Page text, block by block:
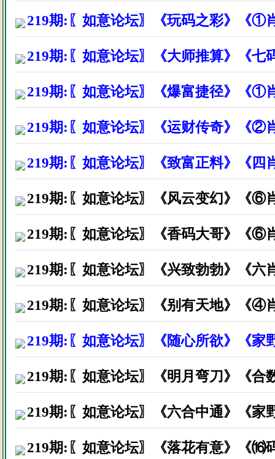
福建仙游县苏先生因打赏资料
福建厦门市周先生因打赏资料
东莞厚街镇李先生因打赏资料
福建厦门市叶先生因打赏资料
广州珠海区李小姐因打赏资料
北京朝阳区闵先生因打赏资料
广西灵山市刘先生因打赏资料
湖北大冶市黄先生因打赏资料
湖南省桂阳县李小姐因打赏资
广州市番禺区吴生因打赏资料
广东深圳市罗先生因打赏资料
广东汕头市吴先生因打赏资料
广西崇左市陈先生因打赏资料
广州番禺区颜先生因打赏资料
深圳南山区陈先生因打赏资料
广东江门市容先生因打赏资料
广东罗定市霍先生因打赏资料
219期:〖如意论坛〗《玩码之彩》《①
219期:〖如意论坛〗《大师推算》《七
219期:〖如意论坛〗《爆富捷径》《①
219期:〖如意论坛〗《运财传奇》《②
219期:〖如意论坛〗《致富正料》《四
219期:〖如意论坛〗《风云变幻》《⑥
219期:〖如意论坛〗《香码大哥》《⑥
219期:〖如意论坛〗《兴致勃勃》《六
219期:〖如意论坛〗《别有天地》《④
219期:〖如意论坛〗《随心所欲》《家
219期:〖如意论坛〗《明月弯刀》《合
219期:〖如意论坛〗《六合中通》《家
219期:〖如意论坛〗《落花有意》《⒃